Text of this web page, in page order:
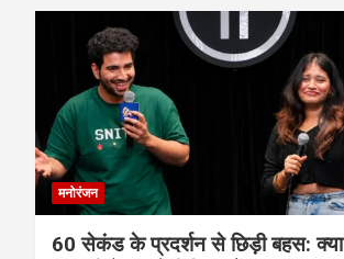
मनोरंजन
60 सेकंड के प्रदर्शन से छिड़ी बहस: क्या